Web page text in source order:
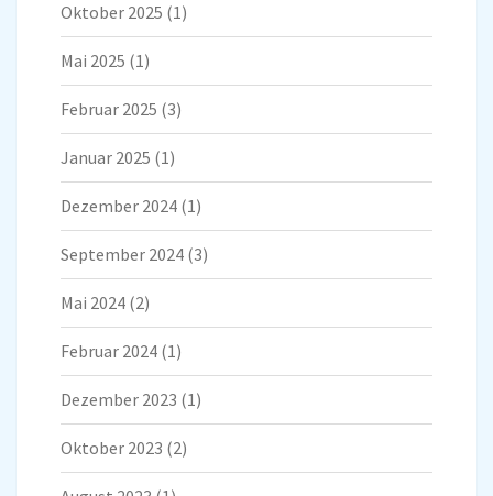
Oktober 2025 (1)
Mai 2025 (1)
Februar 2025 (3)
Januar 2025 (1)
Dezember 2024 (1)
September 2024 (3)
Mai 2024 (2)
Februar 2024 (1)
Dezember 2023 (1)
Oktober 2023 (2)